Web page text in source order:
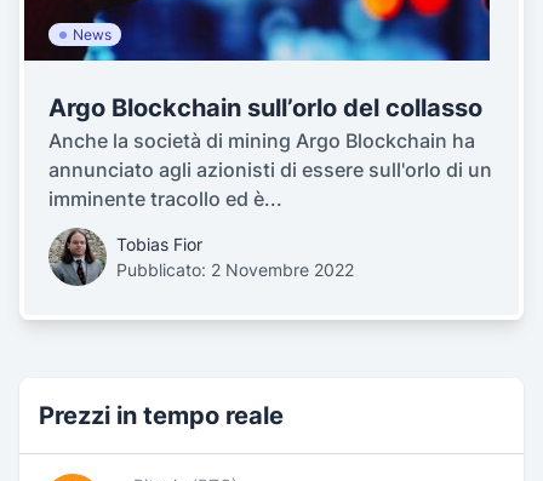
News
Argo Blockchain sull’orlo del collasso
Anche la società di mining Argo Blockchain ha
annunciato agli azionisti di essere sull'orlo di un
imminente tracollo ed è...
Tobias Fior
Pubblicato: 2 Novembre 2022
Prezzi in tempo reale